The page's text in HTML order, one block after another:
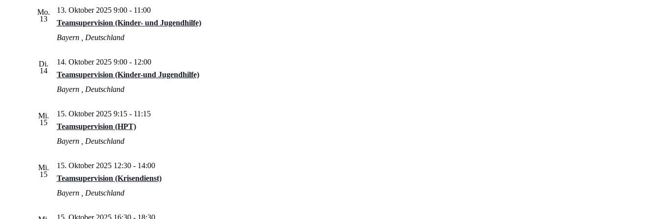
Mo.
13
Teamsupervision (Kinder- und Jugendhilfe)
13. Oktober 2025 9:00- 11:00
Bayern , Deutschland
Di.
14
Teamsupervision (Kinder-und Jugendhilfe)
14. Oktober 2025 9:00- 12:00
Bayern , Deutschland
Mi.
15
Teamsupervision (HPT)
15. Oktober 2025 9:15- 11:15
Bayern , Deutschland
Mi.
15
Teamsupervision (Krisendienst)
15. Oktober 2025 12:30- 14:00
Bayern , Deutschland
15. Oktober 2025 16:30- 18:30